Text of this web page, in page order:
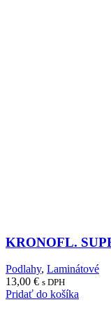
KRONOFL.
Podlahy, Laminátové
13,00 € s DPH
Pridať do košíka